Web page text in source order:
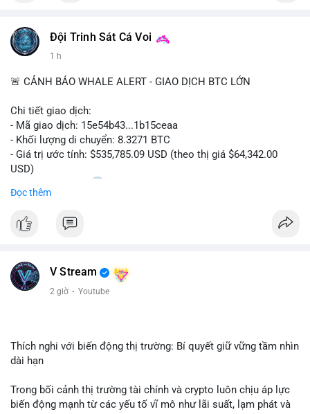
#ripple
📰 Nguồn: CoinDesk
Đội Trinh Sát Cá Voi
1 h
🚨 CẢNH BÁO WHALE ALERT - GIAO DỊCH BTC LỚN
Chi tiết giao dịch:
- Mã giao dịch: 15e54b43...1b15ceaa
- Khối lượng di chuyển: 8.3271 BTC
- Giá trị ước tính: $535,785.09 USD (theo thị giá $64,342.00
USD)
- Thời gian: 04:20
Nhận định phân tích: Giao dịch 8.3271 BTC trị giá hơn nửa triệu
USD được thực hiện trong khung giờ sáng sớm, cho thấy dấu
đủ tạo áp lực bán trực tiếp lên thị trường nhưng phản ánh tâm
lý thận trọng của cá voi. Nếu dòng tiền này hướng về ví sàn
của BTC.
tương tự trong 24 giờ tới để xác nhận xu hướng. Không nên
hành động vội vàng dựa trên một giao dịch đơn lẻ, hãy ưu tiên
Đọc thêm
V Stream
2 giờ · Youtube
Thích nghi với biến động thị trường: Bí quyết giữ vững tầm nhìn
dài hạn
Trong bối cảnh thị trường tài chính và crypto luôn chịu áp lực
biến động mạnh từ các yếu tố vĩ mô như lãi suất, lạm phát và